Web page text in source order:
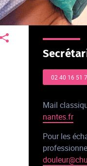
02 40 16 51
Mail
nantes.fr
Pour les